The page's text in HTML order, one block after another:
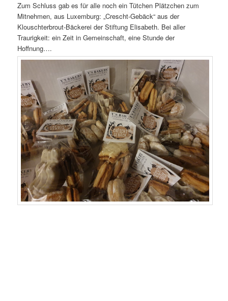
Zum Schluss gab es für alle noch ein Tütchen Plätzchen zum
Mitnehmen, aus Luxemburg: „Crescht-Gebäck“ aus der
Klouschterbrout-Bäckerei der Stiftung Elisabeth. Bei aller
Traurigkeit: ein Zeit in Gemeinschaft, eine Stunde der
Hoffnung….